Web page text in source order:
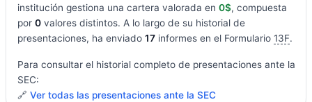
institución gestiona una cartera valorada en 0$, compuesta
por 0valores distintos. A lo largo de su historial de
presentaciones, ha enviado 17informes en el Formulario 13F.
Para consultar el historial completo de presentaciones ante la
SEC:
🔗 Ver todas las presentaciones ante la SEC